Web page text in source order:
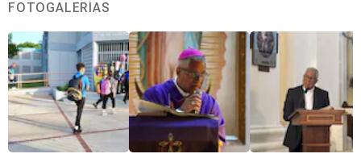
FOTOGALERÍAS